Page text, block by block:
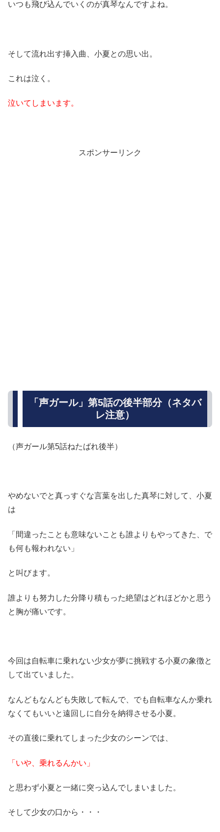
いつも飛び込んでいくのが真琴なんですよね。
そして流れ出す挿入曲、小夏との思い出。
これは泣く。
泣いてしまいます。
スポンサーリンク
「声ガール」第5話の後半部分（ネタバ
レ注意）
（声ガール第5話ねたばれ後半）
やめないでと真っすぐな言葉を出した真琴に対して、小夏
は
「間違ったことも意味ないことも誰よりもやってきた、で
も何も報われない」
と叫びます。
誰よりも努力した分降り積もった絶望はどれほどかと思う
と胸が痛いです。
今回は自転車に乗れない少女が夢に挑戦する小夏の象徴と
して出ていました。
なんどもなんども失敗して転んで、でも自転車なんか乗れ
なくてもいいと遠回しに自分を納得させる小夏。
その直後に乗れてしまった少女のシーンでは、
「いや、乗れるんかい」
と思わず小夏と一緒に突っ込んでしまいました。
そして少女の口から・・・